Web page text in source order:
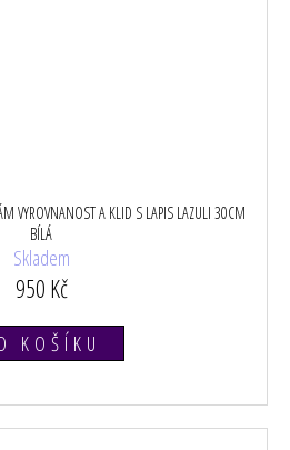
VYROVNANOST A KLID S LAPIS LAZULI 30CM
BÍLÁ
Skladem
950 Kč
KOŠÍKU